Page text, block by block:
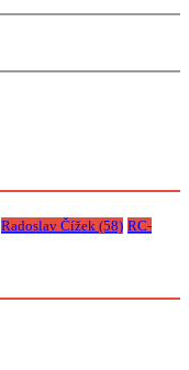
Radoslav Čížek (58) RC-